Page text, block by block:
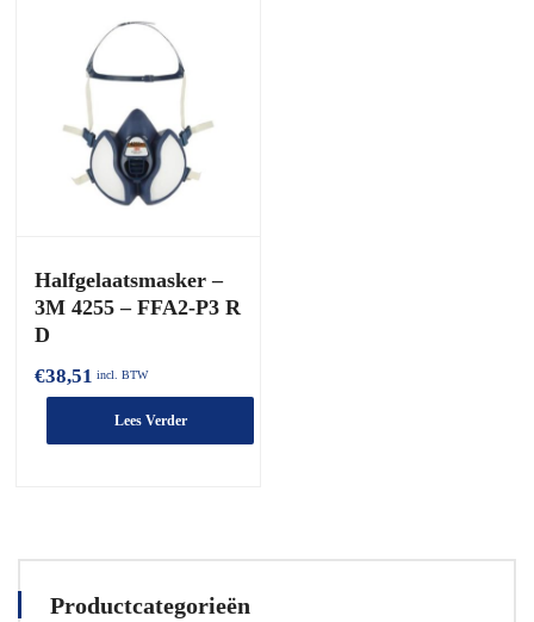
Productcategorieën
Halfgelaatsmasker –
3M 4255 – FFA2-P3 R
D
€38,51 incl. BTW
Lees Verder